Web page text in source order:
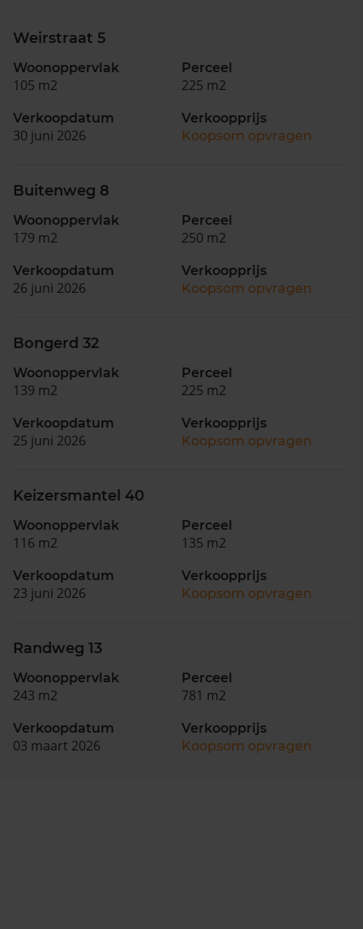
Weirstraat 5
Woonoppervlak
105 m2
Perceel
225 m2
Verkoopdatum
30 juni 2026
Verkoopprijs
Koopsom opvragen
Buitenweg 8
Woonoppervlak
179 m2
Perceel
250 m2
Verkoopdatum
26 juni 2026
Verkoopprijs
Koopsom opvragen
Bongerd 32
Woonoppervlak
139 m2
Perceel
225 m2
Verkoopdatum
25 juni 2026
Verkoopprijs
Koopsom opvragen
Keizersmantel 40
Woonoppervlak
116 m2
Perceel
135 m2
Verkoopdatum
23 juni 2026
Verkoopprijs
Koopsom opvragen
Randweg 13
Woonoppervlak
243 m2
Perceel
781 m2
Verkoopdatum
03 maart 2026
Verkoopprijs
Koopsom opvragen